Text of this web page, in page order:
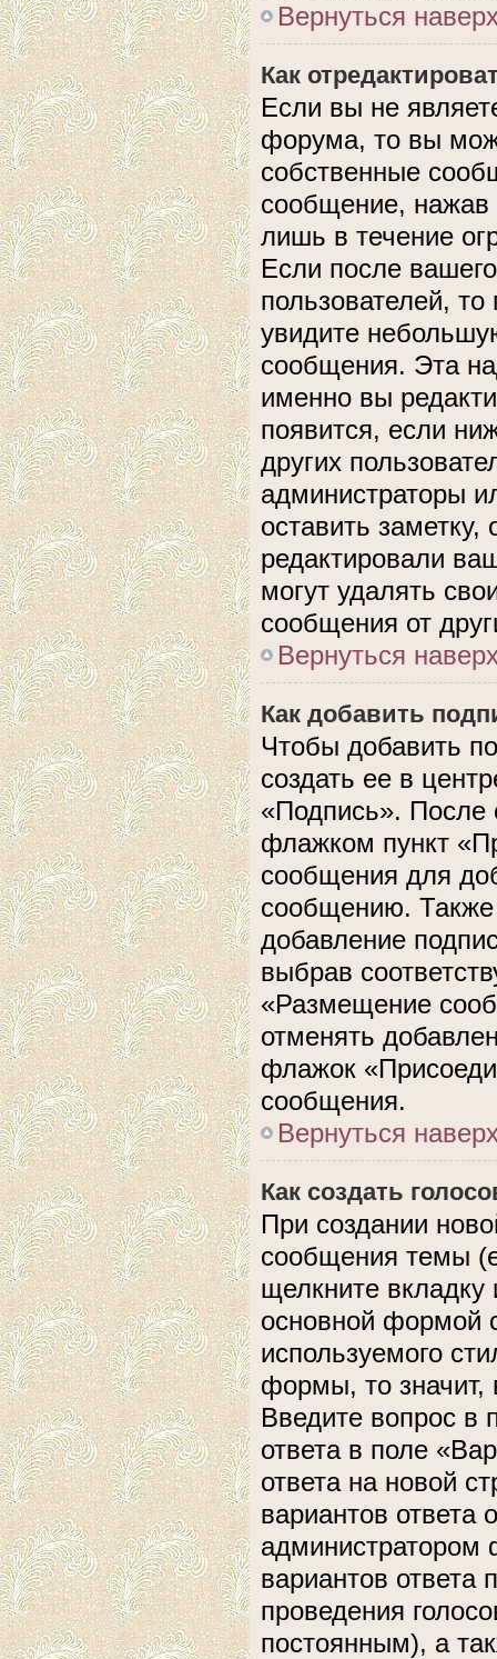
Вернуться
Как
Если вы не
форума, то вы
собственные
сообщение, нажав
лишь в течение
Если после
пользователей,
увидите
сообщения. Эта
именно вы
появится, если
других
администраторы
оставить заметку,
редактировали
могут удалять
сообщения от
Вернуться
Как добавить
Чтобы добавить
создать ее в
«Подпись». После
флажком пункт
сообщения для
сообщению. Также
добавление
выбрав
«Размещение
отменять
флажок
сообщения.
Вернуться
Как создать
При создании
сообщения темы
щелкните
основной формой
используемого
формы, то значит,
Введите вопрос в
ответа в поле
ответа на новой
вариантов ответа
администратором
вариантов ответа
проведения
постоянным), а